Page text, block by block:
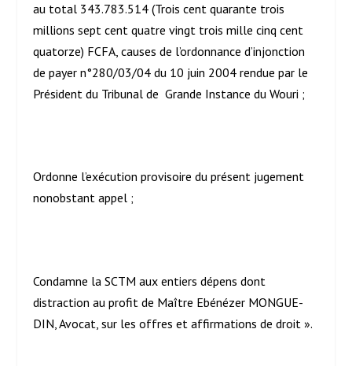
au total 343.783.514 (Trois cent quarante trois
millions sept cent quatre vingt trois mille cinq cent
quatorze) FCFA, causes de l’ordonnance d’injonction
de payer n°280/03/04 du 10 juin 2004 rendue par le
Président du Tribunal de Grande Instance du Wouri ;
Ordonne l’exécution provisoire du présent jugement
nonobstant appel ;
Condamne la SCTM aux entiers dépens dont
distraction au profit de Maître Ebénézer MONGUE-
DIN, Avocat, sur les offres et affirmations de droit ».